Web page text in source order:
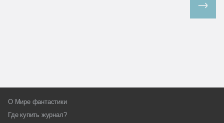
О Мире фантастики
Где купить журнал?